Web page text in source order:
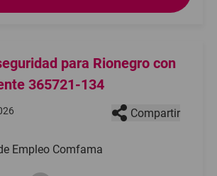
para Rionegro con
365721-134
Compartir
Empleo Comfama